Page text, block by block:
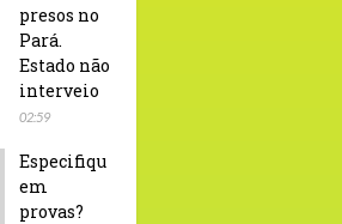
presos no
Pará.
Estado não
interveio
02:59
Especifiqu
em
provas?